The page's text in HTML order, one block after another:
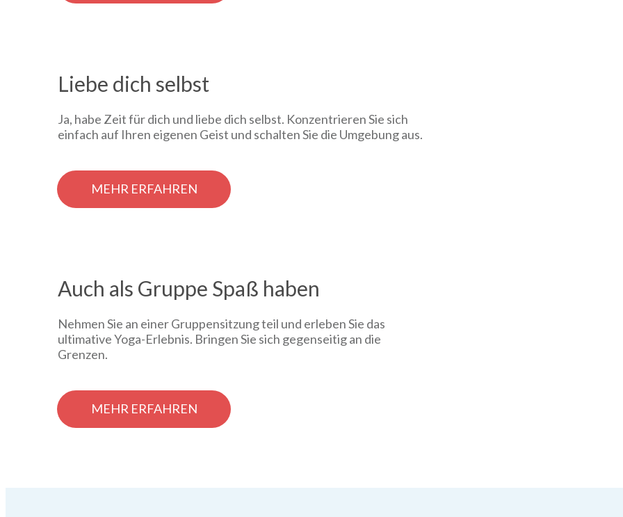
Liebe dich selbst
Ja, habe Zeit für dich und liebe dich selbst. Konzentrieren Sie sich
einfach auf Ihren eigenen Geist und schalten Sie die Umgebung aus.
MEHR ERFAHREN
Auch als Gruppe Spaß haben
Nehmen Sie an einer Gruppensitzung teil und erleben Sie das
ultimative Yoga-Erlebnis. Bringen Sie sich gegenseitig an die
Grenzen.
MEHR ERFAHREN